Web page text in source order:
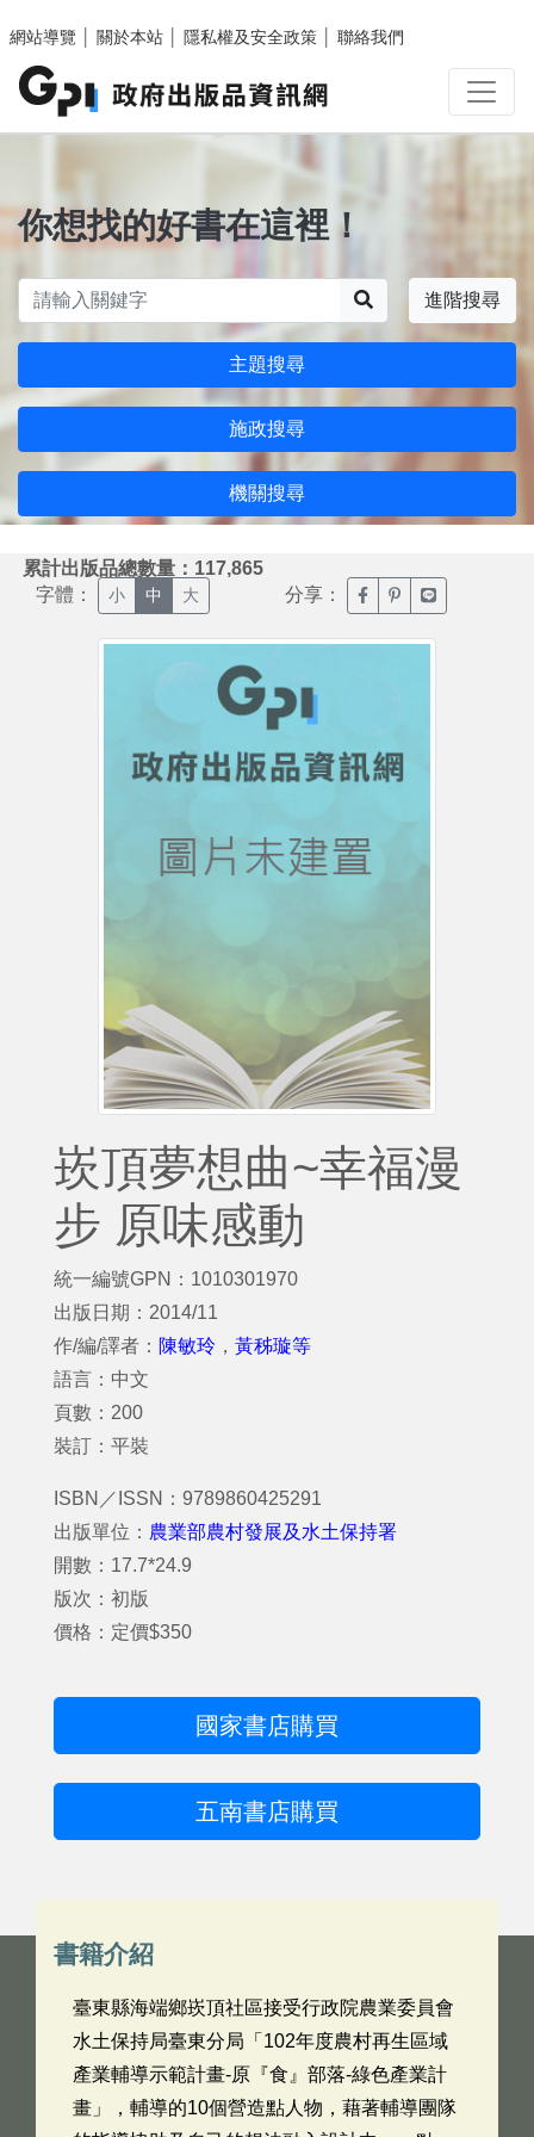
網站導覽
關於本站 隱私權及安全政策 聯絡我們
你想找的好書在這裡！
進階搜尋
主題搜尋
施政搜尋
機關搜尋
累計出版品總數量：117,865
字體： 小 中 大 分享： 臉書分享(另開新視窗)
噗浪分享(另開新
Line分享(另
崁頂夢想曲~幸福漫
步 原味感動
統一編號GPN：1010301970
出版日期：2014/11
作/編/譯者： 陳敏玲 ， 黃秭璇等
語言：中文
頁數：200
裝訂：平裝
ISBN／ISSN：9789860425291
出版單位： 農業部農村發展及水土保持署
開數：17.7*24.9
版次：初版
價格：定價$350
國家書店購買
五南書店購買
書籍介紹
臺東縣海端鄉崁頂社區接受行政院農業委員會
水土保持局臺東分局「102年度農村再生區域
產業輔導示範計畫-原『食』部落-綠色產業計
畫」，輔導的10個營造點人物，藉著輔導團隊